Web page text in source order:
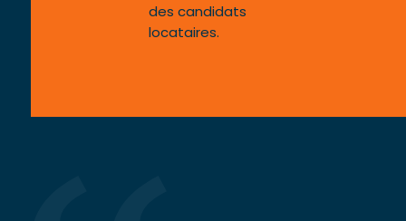
des candidats
locataires.